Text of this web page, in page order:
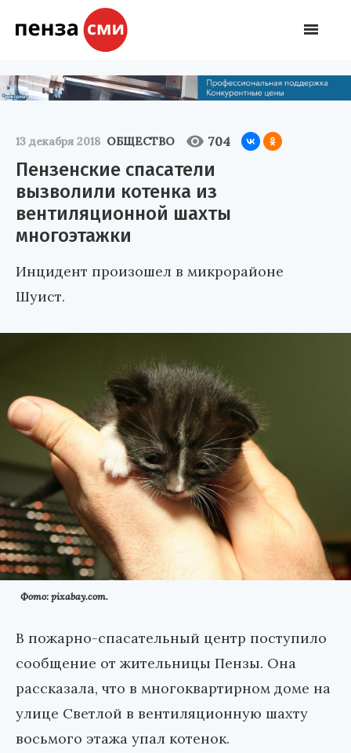
13 декабря 2018 ОБЩЕСТВО 704
Пензенские спасатели
вызволили котенка из
вентиляционной шахты
многоэтажки
Инцидент произошел в микрорайоне
Шуист.
Фото: pixabay.com.
В пожарно-спасательный центр поступило
сообщение от жительницы Пензы. Она
рассказала, что в многоквартирном доме на
улице Светлой в вентиляционную шахту
восьмого этажа упал котенок.